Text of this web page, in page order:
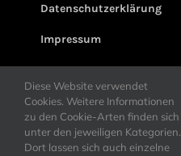
Datenschutzerklärung
Impressum
Diese Website verwendet
Cookies. Weitere Informationen
zu den Cookie-Arten finden sich
unter den jeweiligen Kategorien.
Dort lassen sich auch einzelne